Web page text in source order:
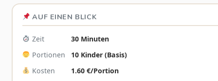
AUF EINEN BLICK
Zeit
30 Minuten
Portionen
10 Kinder (Basis)
Kosten
1.60 €/Portion